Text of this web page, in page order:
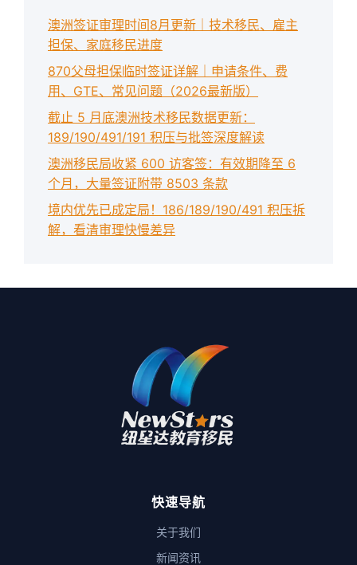
澳洲签证审理时间8月更新｜技术移民、雇主
担保、家庭移民进度
870父母担保临时签证详解｜申请条件、费
用、GTE、常见问题（2026最新版）
截止 5 月底澳洲技术移民数据更新：
189/190/491/191 积压与批签深度解读
澳洲移民局收紧 600 访客签：有效期降至 6
个月，大量签证附带 8503 条款
境内优先已成定局！186/189/190/491 积压拆
解，看清审理快慢差异
快速导航
关于我们
新闻资讯